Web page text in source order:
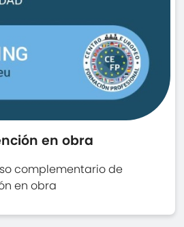
en obra
complementario de
en obra